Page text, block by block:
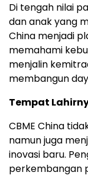
Di tengah nilai
dan anak yang
China menjadi
memahami
menjalin
membangun
Tempat
CBME China
namun juga
inovasi baru.
perkembangan